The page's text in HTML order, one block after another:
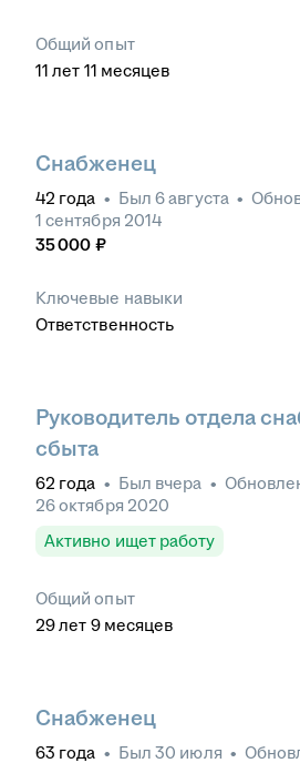
Общий опыт
11 лет 11 месяцев
Снабженец
42 года • Был 6 августа •
1 сентября 2014
35 000 ₽
Ключевые навыки
Ответственность
Руководитель отдела
сбыта
62 года • Был вчера •
26 октября 2020
Активно ищет работу
Общий опыт
29лет 9 месяцев
Снабженец
63 года • Был 30 июля •